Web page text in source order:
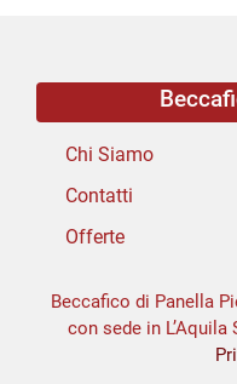
Chi Siamo
Contatti
Offerte
Beccafico di Panella
con sede in